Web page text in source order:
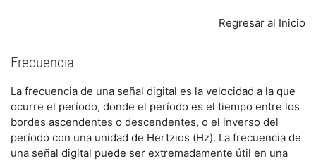
Regresar al Inicio
Frecuencia
La frecuencia de una señal digital es la velocidad a la que
ocurre el período, donde el período es el tiempo entre los
bordes ascendentes o descendentes, o el inverso del
período con una unidad de Hertzios (Hz). La frecuencia de
una señal digital puede ser extremadamente útil en una